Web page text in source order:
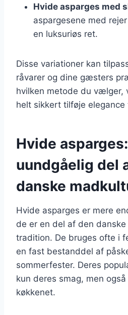
Hvide asparges med
aspargesene med
en luksuriøs ret.
Disse variationer kan
råvarer og dine gæsters
hvilken metode du vælger,
helt sikkert tilføje
Hvide
uundgåelig del
danske
Hvide asparges er mere
de er en del af den
tradition. De bruges ofte i
en fast bestanddel af
sommerfester. Deres
kun deres smag, men
køkkenet.